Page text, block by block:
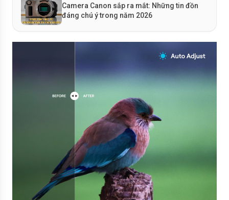
Camera Canon sắp ra mắt: Những tin đồn
đáng chú ý trong năm 2026